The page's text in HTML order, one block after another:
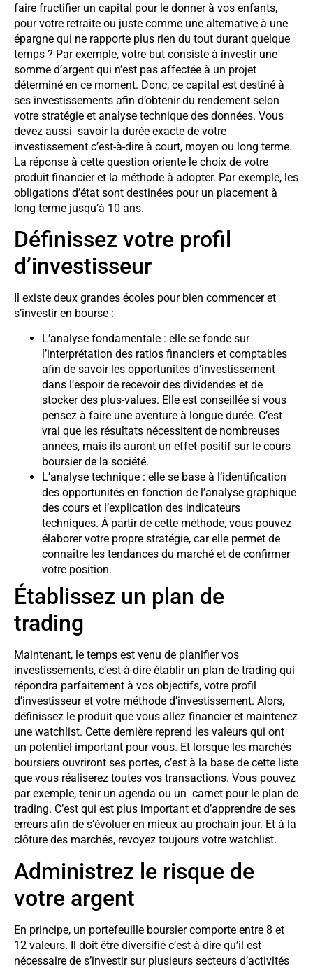
faire fructifier un capital pour le donner à vos enfants,
pour votre retraite ou juste comme une alternative à une
épargne qui ne rapporte plus rien du tout durant quelque
temps ? Par exemple, votre but consiste à investir une
somme d’argent qui n’est pas affectée à un projet
déterminé en ce moment. Donc, ce capital est destiné à
ses investissements afin d’obtenir du rendement selon
votre stratégie et analyse technique des données. Vous
devez aussi savoir la durée exacte de votre
investissement c’est-à-dire à court, moyen ou long terme.
La réponse à cette question oriente le choix de votre
produit financier et la méthode à adopter. Par exemple, les
obligations d’état sont destinées pour un placement à
long terme jusqu’à 10 ans.
Définissez votre profil
d’investisseur
Il existe deux grandes écoles pour bien commencer et
s’investir en bourse :
L’analyse fondamentale : elle se fonde sur
l’interprétation des ratios financiers et comptables
afin de savoir les opportunités d’investissement
dans l’espoir de recevoir des dividendes et de
stocker des plus-values. Elle est conseillée si vous
pensez à faire une aventure à longue durée. C’est
vrai que les résultats nécessitent de nombreuses
années, mais ils auront un effet positif sur le cours
boursier de la société.
L’analyse technique : elle se base à l’identification
des opportunités en fonction de l’analyse graphique
des cours et l’explication des indicateurs
techniques. À partir de cette méthode, vous pouvez
élaborer votre propre stratégie, car elle permet de
connaître les tendances du marché et de confirmer
votre position.
Établissez un plan de
trading
Maintenant, le temps est venu de planifier vos
investissements, c’est-à-dire établir un plan de trading qui
répondra parfaitement à vos objectifs, votre profil
d’investisseur et votre méthode d’investissement. Alors,
définissez le produit que vous allez financier et maintenez
une watchlist. Cette dernière reprend les valeurs qui ont
un potentiel important pour vous. Et lorsque les marchés
boursiers ouvriront ses portes, c’est à la base de cette liste
que vous réaliserez toutes vos transactions. Vous pouvez
par exemple, tenir un agenda ou un carnet pour le plan de
trading. C’est qui est plus important et d’apprendre de ses
erreurs afin de s’évoluer en mieux au prochain jour. Et à la
clôture des marchés, revoyez toujours votre watchlist.
Administrez le risque de
votre argent
En principe, un portefeuille boursier comporte entre 8 et
12 valeurs. Il doit être diversifié c’est-à-dire qu’il est
nécessaire de s’investir sur plusieurs secteurs d’activités